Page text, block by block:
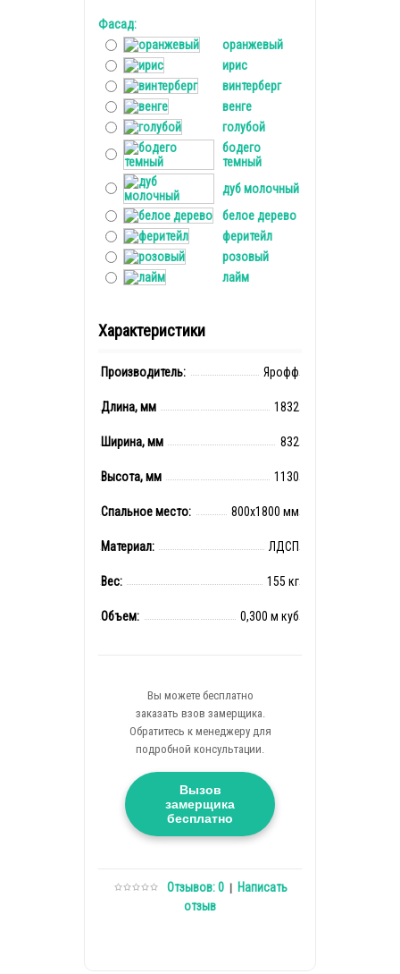
Фасад:
оранжевый
ирис
винтерберг
венге
голубой
бодего
темный
дуб молочный
белое дерево
феритейл
розовый
лайм
Характеристики
Производитель: Ярофф
Длина, мм 1832
Ширина, мм 832
Высота, мм 1130
Спальное место: 800x1800 мм
Материал: ЛДСП
Вес: 155 кг
Объем: 0,300 м куб
Вы можете бесплатно
заказать взов замерщика.
Обратитесь к менеджеру для
подробной консультации.
Вызов
замерщика
бесплатно
Отзывов: 0| Написать
отзыв